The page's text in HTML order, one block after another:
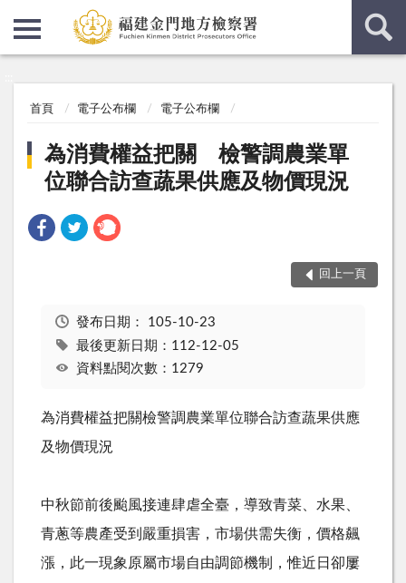
首頁 電子公布欄 電子公布欄
為消費權益把關 檢警調農業單
位聯合訪查蔬果供應及物價現況
回上一頁
發布日期： 105-10-23
最後更新日期：112-12-05
資料點閱次數：1279
為消費權益把關檢警調農業單位聯合訪查蔬果供應
及物價現況
中秋節前後颱風接連肆虐全臺，導致青菜、水果、
青蔥等農產受到嚴重損害，市場供需失衡，價格飆
漲，此一現象原屬市場自由調節機制，惟近日卻屢